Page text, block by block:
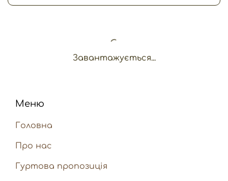
Завантажується...
Меню
Головна
Про нас
Гуртова пропозиція